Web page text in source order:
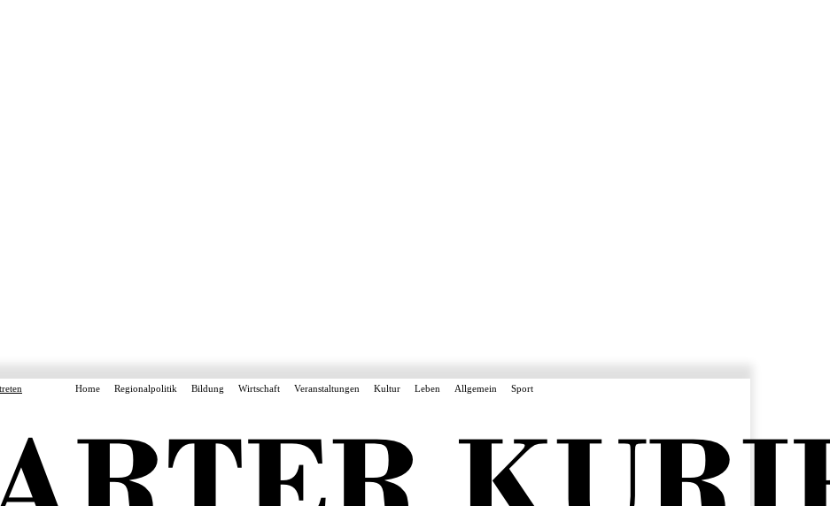
Home Regionalpolitik Bildung Wirtschaft Veranstaltungen Kultur Leben Allgemein Sport